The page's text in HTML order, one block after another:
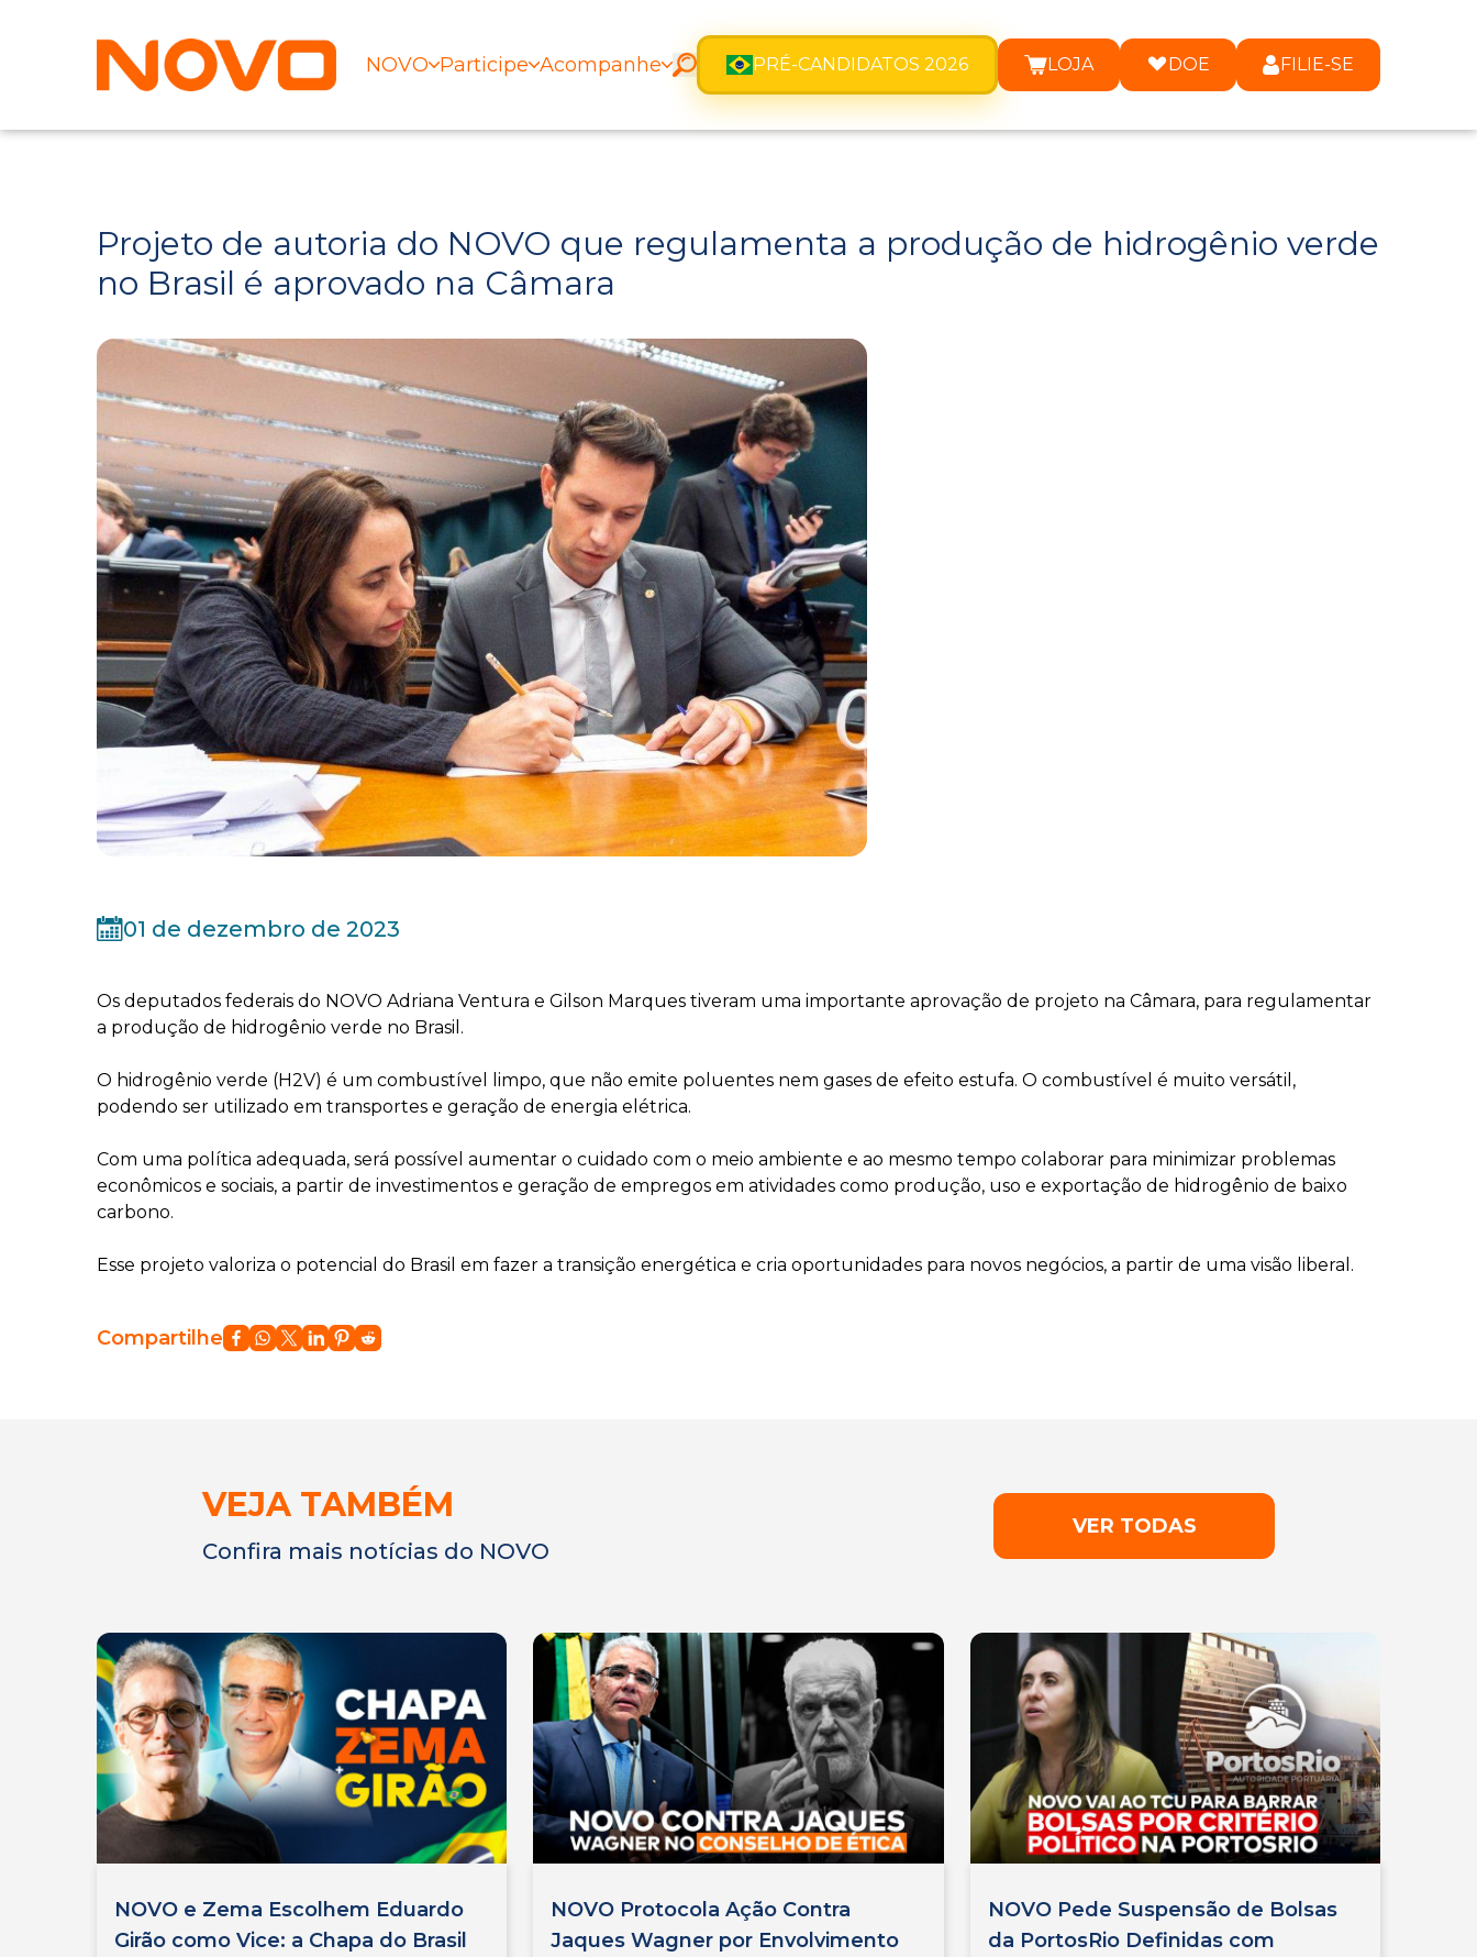
NOVO Participe Acompanhe PRÉ-CANDIDATOS 2026 LOJA DOE FILIE-SE
Projeto de autoria do NOVO que regulamenta a produção de hidrogênio verde
no Brasil é aprovado na Câmara
01 de dezembro de 2023
Os deputados federais do NOVO Adriana Ventura e Gilson Marques tiveram uma importante aprovação de projeto na Câmara, para regulamentar
a produção de hidrogênio verde no Brasil.
O hidrogênio verde (H2V) é um combustível limpo, que não emite poluentes nem gases de efeito estufa. O combustível é muito versátil,
podendo ser utilizado em transportes e geração de energia elétrica.
Com uma política adequada, será possível aumentar o cuidado com o meio ambiente e ao mesmo tempo colaborar para minimizar problemas
econômicos e sociais, a partir de investimentos e geração de empregos em atividades como produção, uso e exportação de hidrogênio de baixo
carbono.
Esse projeto valoriza o potencial do Brasil em fazer a transição energética e cria oportunidades para novos negócios, a partir de uma visão liberal.
Compartilhe
VEJA TAMBÉM
Confira mais notícias do NOVO
VER TODAS
NOVO e Zema Escolhem Eduardo
Girão como Vice: a Chapa do Brasil
NOVO Protocola Ação Contra
Jaques Wagner por Envolvimento
NOVO Pede Suspensão de Bolsas
da PortosRio Definidas com